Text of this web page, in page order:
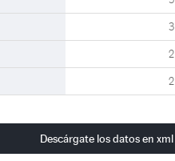
3
2
2
Descárgate los datos en xml